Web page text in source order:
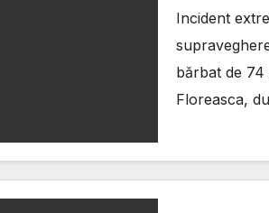
Incident
bărbat de 74
Floreasca,